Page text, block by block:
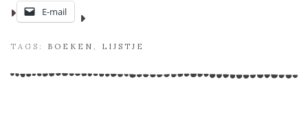
E-mail
TAGS: BOEKEN LIJSTJE